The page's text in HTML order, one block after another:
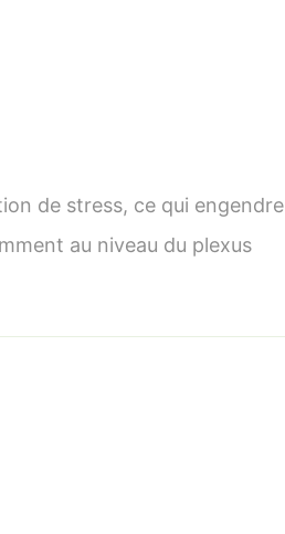
de stress, ce qui engendre
au niveau du plexus